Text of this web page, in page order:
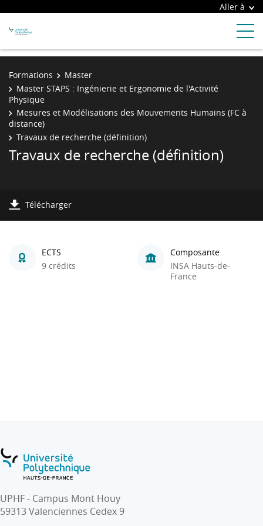
Aller à
Formations
Master
Master STAPS : Ingénierie et Ergonomie de l'Activité
Physique
Mesures et Modélisations des Mouvements Humains (FC à
distance)
Travaux de recherche (définition)
Travaux de recherche (définition)
Télécharger
ECTS
9 crédits
Composante
INSA Hauts-de-
France
UPHF - Campus Mont Houy
59313 Valenciennes Cedex 9